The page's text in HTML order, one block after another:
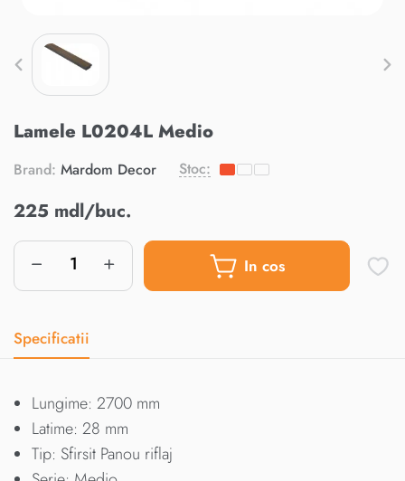
Lamele L0204L Medio
Brand: Mardom Decor Stoc:
225 mdl/buc.
In cos
Specificatii
Lungime: 2700 mm
Latime: 28 mm
Tip: Sfirsit Panou riflaj